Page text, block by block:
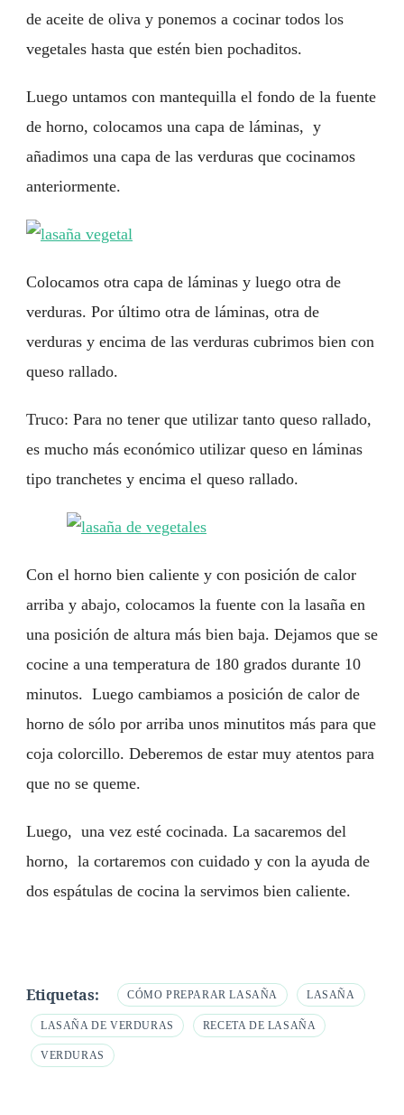
de aceite de oliva y ponemos a cocinar todos los
vegetales hasta que estén bien pochaditos.
Luego untamos con mantequilla el fondo de la fuente
de horno, colocamos una capa de láminas, y
añadimos una capa de las verduras que cocinamos
anteriormente.
Colocamos otra capa de láminas y luego otra de
verduras. Por último otra de láminas, otra de
verduras y encima de las verduras cubrimos bien con
queso rallado.
Truco: Para no tener que utilizar tanto queso rallado,
es mucho más económico utilizar queso en láminas
tipo tranchetes y encima el queso rallado.
Con el horno bien caliente y con posición de calor
arriba y abajo, colocamos la fuente con la lasaña en
una posición de altura más bien baja. Dejamos que se
cocine a una temperatura de 180 grados durante 10
minutos. Luego cambiamos a posición de calor de
horno de sólo por arriba unos minutitos más para que
coja colorcillo. Deberemos de estar muy atentos para
que no se queme.
Luego, una vez esté cocinada. La sacaremos del
horno, la cortaremos con cuidado y con la ayuda de
dos espátulas de cocina la servimos bien caliente.
Etiquetas: CÓMO PREPARAR LASAÑA LASAÑA
LASAÑA DE VERDURAS RECETA DE LASAÑA
VERDURAS